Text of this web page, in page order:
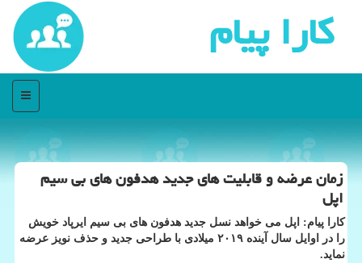
كارا پیام
منو
زمان عرضه و قابلیت های جدید هدفون های بی سیم
اپل
كارا پیام: اپل می خواهد نسل جدید هدفون های بی سیم ایرپاد خویش
را در اوایل سال آینده ۲۰۱۹ میلادی با طراحی جدید و حذف نویز عرضه
نماید.